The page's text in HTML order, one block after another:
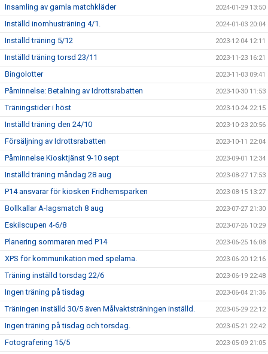
Insamling av gamla matchkläder 2024-01-29 13:50
Inställd inomhusträning 4/1. 2024-01-03 20:04
Inställd träning 5/12 2023-12-04 12:11
Inställd träning torsd 23/11 2023-11-23 16:21
Bingolotter 2023-11-03 09:41
Påminnelse: Betalning av Idrottsrabatten 2023-10-30 11:53
Träningstider i höst 2023-10-24 22:15
Inställd träning den 24/10 2023-10-23 20:56
Försäljning av Idrottsrabatten 2023-10-11 22:04
Påminnelse Kiosktjänst 9-10 sept 2023-09-01 12:34
Inställd träning måndag 28 aug 2023-08-27 17:53
P14 ansvarar för kiosken Fridhemsparken 2023-08-15 13:27
Bollkallar A-lagsmatch 8 aug 2023-07-27 21:30
Eskilscupen 4-6/8 2023-07-26 10:29
Planering sommaren med P14 2023-06-25 16:08
XPS för kommunikation med spelarna. 2023-06-20 12:16
Träning inställd torsdag 22/6 2023-06-19 22:48
Ingen träning på tisdag 2023-06-04 21:36
Träningen inställd 30/5 även Målvaktsträningen inställd. 2023-05-29 22:12
Ingen träning på tisdag och torsdag. 2023-05-21 22:42
Fotografering 15/5 2023-05-09 21:05